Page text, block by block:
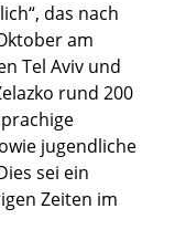
das nach
am
Tel Aviv und
rund 200
jugendliche
sei ein
Zeiten im